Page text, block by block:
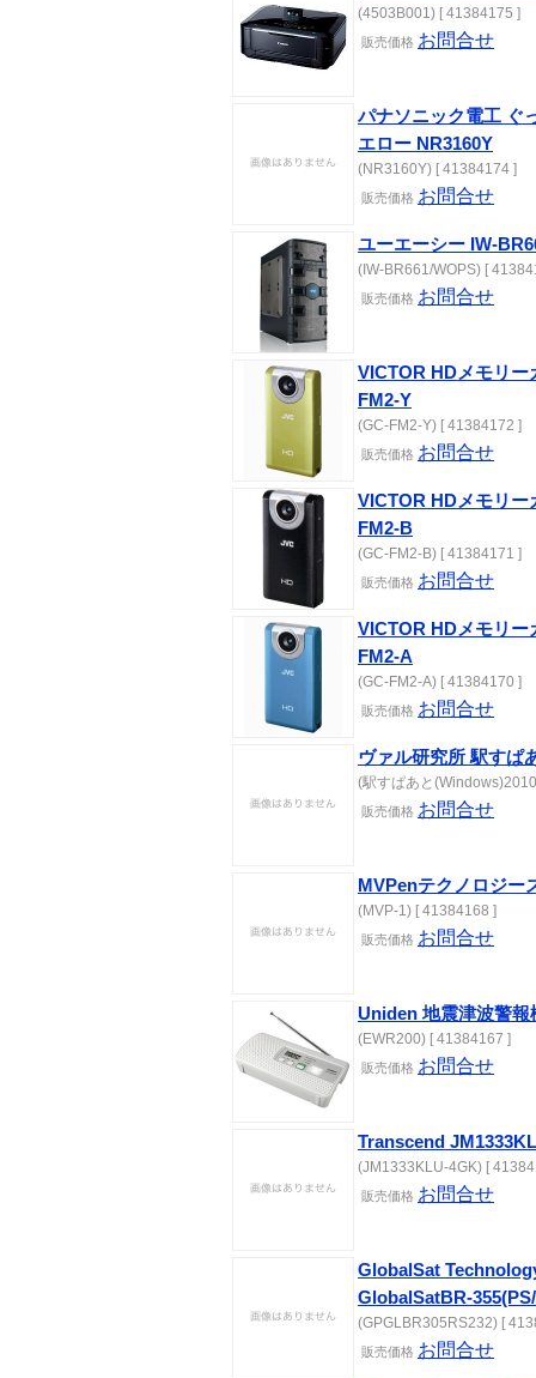
(4503B001) [ 41384175 ]
販売価格 お問合せ
パナソニック電工 ぐ
エロー NR3160Y
(NR3160Y) [ 41384174 ]
販売価格 お問合せ
ユーエーシー IW-
(IW-BR661/WOPS) [
販売価格 お問合せ
VICTOR HDメモリー
FM2-Y
(GC-FM2-Y) [ 41384172 ]
販売価格 お問合せ
VICTOR HDメモリー
FM2-B
(GC-FM2-B) [ 41384171 ]
販売価格 お問合せ
VICTOR HDメモリー
FM2-A
(GC-FM2-A) [ 41384170 ]
販売価格 お問合せ
ヴァル研究所 駅すぱ
(駅すぱあと
販売価格 お問合せ
MVPenテクノロジー
(MVP-1) [ 41384168 ]
販売価格 お問合せ
Uniden 地震津波警報
(EWR200) [ 41384167 ]
販売価格 お問合せ
Transcend
(JM1333KLU-4GK) [
販売価格 お問合せ
GlobalSat
GlobalSatBR-
(GPGLBR305RS232) [
販売価格 お問合せ